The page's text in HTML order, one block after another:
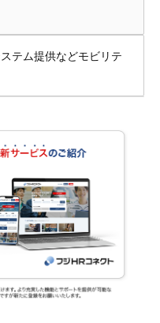
テム提供などモビリテ